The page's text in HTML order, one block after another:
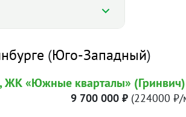
%
%
189 308 ₽/м²
(Юго-Западный)
ЖК «Южные кварталы» (Гринвич)
9 700 000 ₽ (224000 ₽/